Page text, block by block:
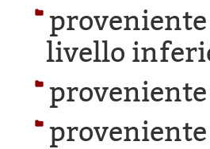
proveniente
livello
proveniente